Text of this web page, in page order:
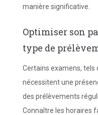
manière significative.
Optimiser son
type de
Certains examens, tels
nécessitent une
des prélèvements
Connaître les horaires